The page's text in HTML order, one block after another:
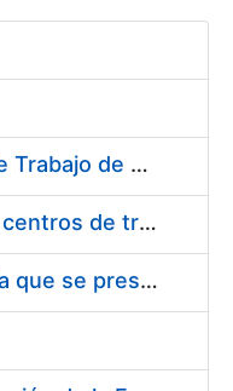
Suministro de Protectores Auditivos a medida para las personas trabajadoras de los Centros de Trabajo de Madrid y Burgos
Suministro de gafas graduadas antiproyecciones para los trabajadores de la FNMT-RCM en los centros de trabajo de Madrid y Burgos
Servicios de una empresa externa para el asesoramiento y resolución de los recursos de alzada que se presentan relacionados con procesos de selección para la FNMT-RCM